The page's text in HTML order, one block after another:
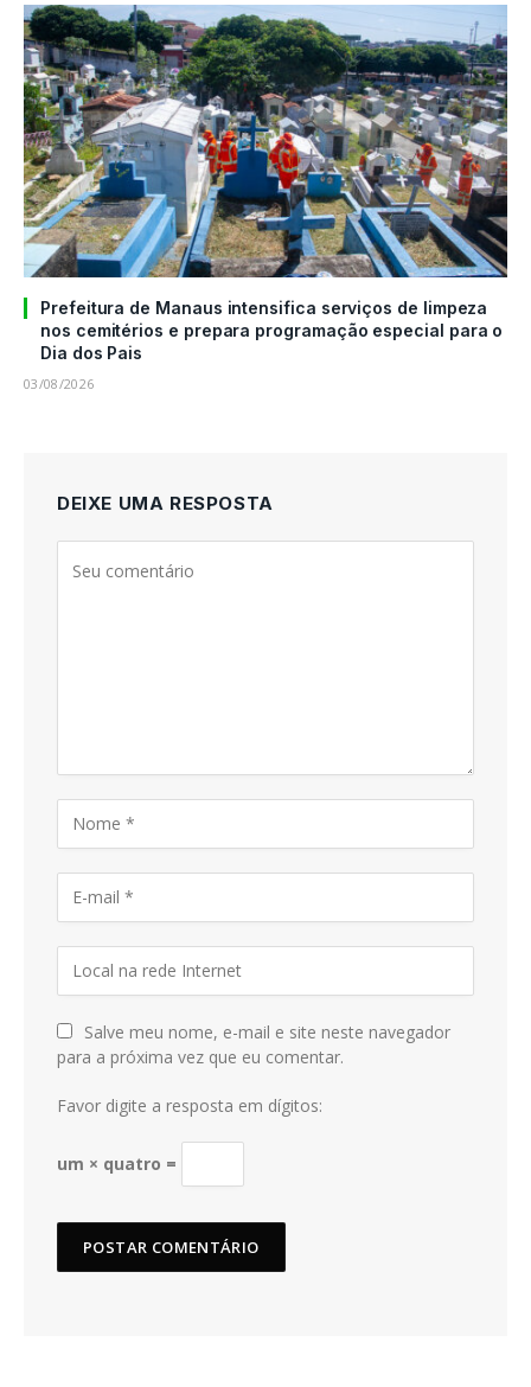
Prefeitura de Manaus intensifica serviços de limpeza
nos cemitérios e prepara programação especial para o
Dia dos Pais
03/08/2026
DEIXE UMA RESPOSTA
Salve meu nome, e-mail e site neste navegador
para a próxima vez que eu comentar.
Favor digite a resposta em dígitos:
um × quatro =